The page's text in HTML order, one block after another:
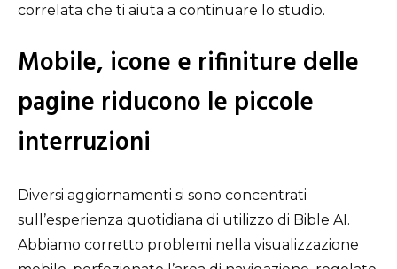
correlata che ti aiuta a continuare lo studio.
Mobile, icone e rifiniture delle
pagine riducono le piccole
interruzioni
Diversi aggiornamenti si sono concentrati
sull’esperienza quotidiana di utilizzo di Bible AI.
Abbiamo corretto problemi nella visualizzazione